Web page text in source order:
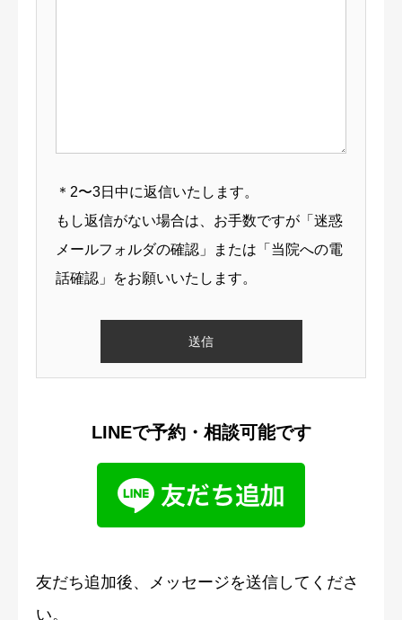
＊2〜3日中に返信いたします。
もし返信がない場合は、お手数ですが「迷惑
メールフォルダの確認」または「当院への電
話確認」をお願いいたします。
LINEで予約・相談可能です
友だち追加後、メッセージを送信してくださ
い。